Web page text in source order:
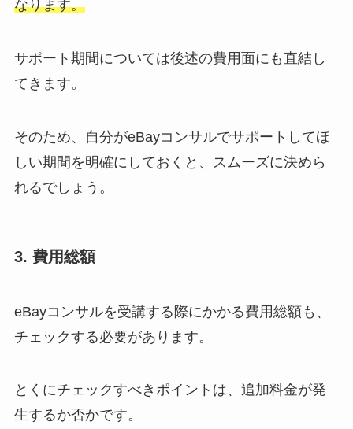
なります。
サポート期間については後述の費用面にも直結し
てきます。
そのため、自分がeBayコンサルでサポートしてほ
しい期間を明確にしておくと、スムーズに決めら
れるでしょう。
3. 費用総額
eBayコンサルを受講する際にかかる費用総額も、
チェックする必要があります。
とくにチェックすべきポイントは、追加料金が発
生するか否かです。